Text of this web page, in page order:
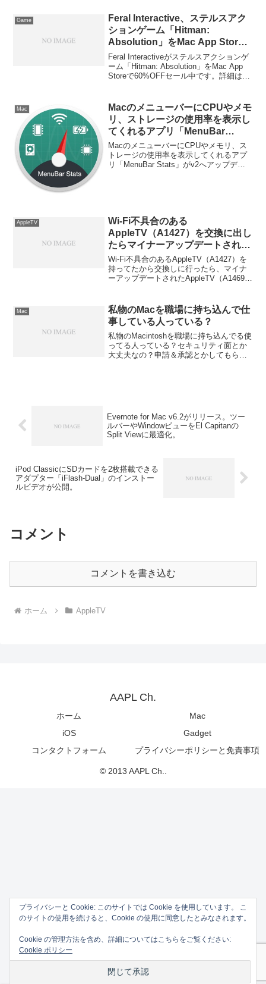
でシネマグラフやタイムラプス動画を表
示＆再生できるtvOS用アプリ「Flixel
TV」をリリースしています。
Game
Feral Interactive、ステルスアク
ションゲーム「Hitman:
Absolution」をMac App Store
で60%OFFセール中。
Feral Interactiveがステルスアクションゲ
ーム「Hitman: Absolution」をMac App
Storeで60%OFFセール中です。詳細は以
Mac
MacのメニューバーにCPUやメモ
リ、ストレージの使用率を表示し
てくれるアプリ「MenuBar
Stats」がv2へアップデート。El
Capitanに対応しモジュール機能
を搭載。
MacのメニューバーにCPUやメモリ、ス
トレージの使用率を表示してくれるアプ
リ「MenuBar Stats」がv2へアップデー
AppleTV
Wi-Fi不具合のある
AppleTV（A1427）を交換に出し
たらマイナーアップデートされた
A1469が来ると思ったんだが…
Wi-Fi不具合のあるAppleTV（A1427）を
持ってたから交換しに行ったら、マイナ
ーアップデートされたAppleTV（A1469）
Mac
私物のMacを職場に持ち込んで仕
事している人っている？
私物のMacintoshを職場に持ち込んでる使
ってる人っている？セキュリティ面とか
大丈夫なの？申請＆承認とかしてもらっ
Evernote for Mac v6.2がリリース。ツー
ルバーやWindowビューをEl Capitanの
Split Viewに最適化。
iPod ClassicにSDカードを2枚搭載できる
アダプター「iFlash-Dual」のインストー
ルビデオが公開。
コメント
コメントを書き込む
ホーム AppleTV
AAPL Ch.
ホーム
Mac
iOS
Gadget
コンタクトフォーム
プライバシーポリシーと免責事項
© 2013 AAPL Ch..
プライバシーと Cookie: このサイトでは Cookie を使用しています。 こ
のサイトの使用を続けると、Cookie の使用に同意したとみなされます。
Cookie の管理方法を含め、詳細についてはこちらをご覧ください:
Cookie ポリシー